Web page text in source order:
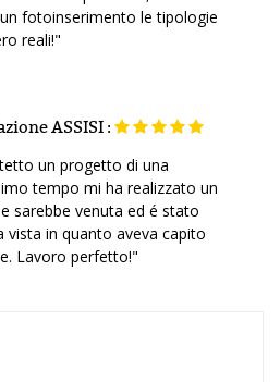
fotoinserimento le tipologie
reali!"
ASSISI :
un progetto di una
tempo mi ha realizzato un
sarebbe venuta ed é stato
in quanto aveva capito
Lavoro perfetto!"